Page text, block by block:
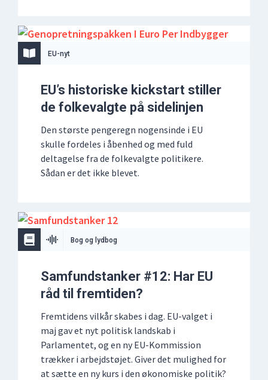
EU-nyt
EU’s historiske kickstart stiller
de folkevalgte på sidelinjen
Den største pengeregn nogensinde i EU
skulle fordeles i åbenhed og med fuld
deltagelse fra de folkevalgte politikere.
Sådan er det ikke blevet.
Bog og lydbog
Samfundstanker #12: Har EU
råd til fremtiden?
Fremtidens vilkår skabes i dag. EU-valget i
maj gav et nyt politisk landskab i
Parlamentet, og en ny EU-Kommission
trækker i arbejdstøjet. Giver det mulighed for
at sætte en ny kurs i den økonomiske politik?